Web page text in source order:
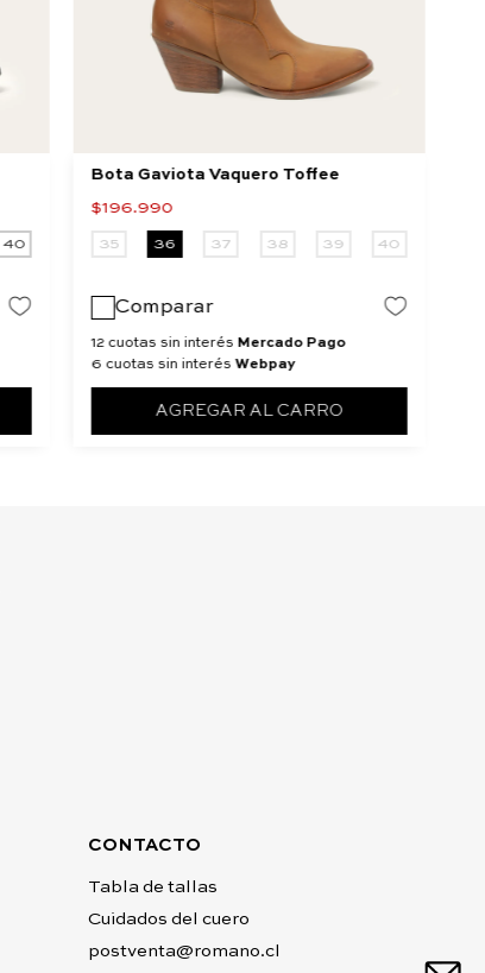
40
Bota Gaviota Vaquero Toffee
$196.990
35 36 37 38 39 40
Comparar
12 cuotas sin interés Mercado Pago
6 cuotas sin interés Webpay
AGREGAR AL CARRO
CONTACTO
Tabla de tallas
Cuidados del cuero
postventa@romano.cl